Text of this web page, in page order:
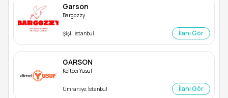
Garson
Bargozzy
Şişli, İstanbul İlanı Gör
GARSON
Köfteci Yusuf
Ümraniye, İstanbul İlanı Gör